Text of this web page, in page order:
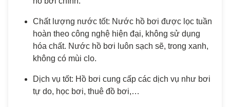
Chất lượng nước tốt: Nước hồ bơi được lọc tuần
hoàn theo công nghệ hiện đại, không sử dụng
hóa chất. Nước hồ bơi luôn sạch sẽ, trong xanh,
không có mùi clo.
Dịch vụ tốt: Hồ bơi cung cấp các dịch vụ như bơi
tự do, học bơi, thuê đồ bơi,…